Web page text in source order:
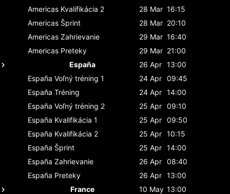
Americas Kvalifikácia 2 28 Mar 16:15
Americas Šprint 28 Mar 20:10
Americas Zahrievanie 29 Mar 16:40
Americas Preteky 29 Mar 21:00
España
26 Apr 13:00
España Voľný tréning 1 24 Apr 09:45
España Tréning 24 Apr 14:00
España Voľný tréning 2 25 Apr 09:10
España Kvalifikácia 1 25 Apr 09:50
España Kvalifikácia 2 25 Apr 10:15
España Šprint 25 Apr 14:00
España Zahrievanie 26 Apr 08:40
España Preteky 26 Apr 13:00
France
10 May 13:00